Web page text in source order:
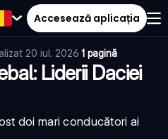
Accesează aplicația
20 iul. 2026·1 pagină
Liderii Daciei
doi mari conducători ai